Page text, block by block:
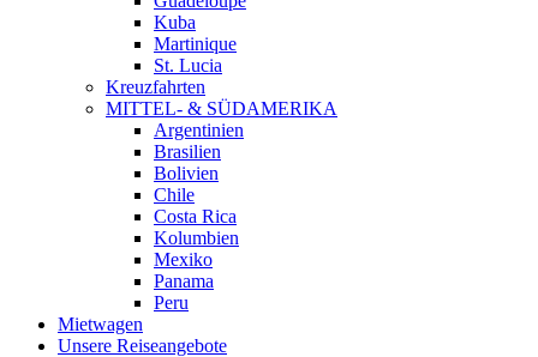
Kuba
Martinique
St. Lucia
Kreuzfahrten
MITTEL- & SÜDAMERIKA
Argentinien
Brasilien
Bolivien
Chile
Costa Rica
Kolumbien
Mexiko
Panama
Peru
Mietwagen
Unsere Reiseangebote